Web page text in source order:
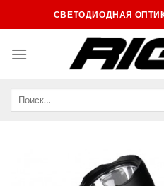
to
СВЕТОДИОДНАЯ